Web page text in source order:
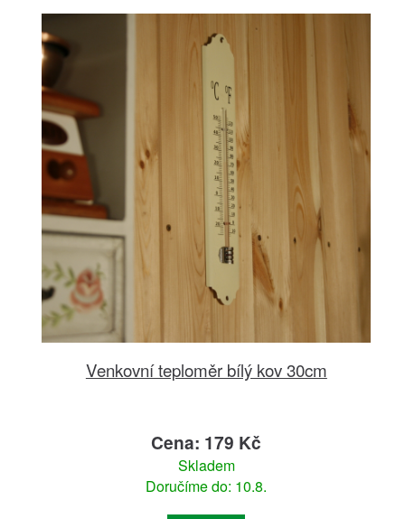
Venkovní teploměr bílý kov 30cm
Cena: 179 Kč
Skladem
Doručíme do: 10.8.